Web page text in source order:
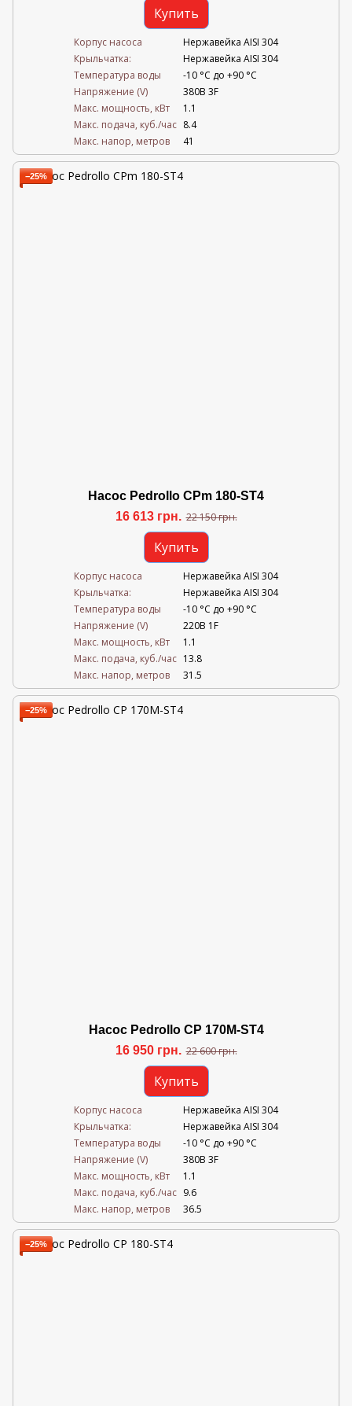
Купить
Корпус насоса
Нержавейка AISI 304
Крыльчатка:
Нержавейка AISI 304
Температура воды
-10 °C до +90 °C
Напряжение (V)
380В 3F
Mакс. мощность, кВт
1.1
Mакс. подача, куб./час 8.4
Maкс. напор, метров
41
−25%
Насос Pedrollo CPm 180-ST4
16 613 грн. 22 150 грн.
Купить
Корпус насоса
Нержавейка AISI 304
Крыльчатка:
Нержавейка AISI 304
Температура воды
-10 °C до +90 °C
Напряжение (V)
220В 1F
Mакс. мощность, кВт
1.1
Mакс. подача, куб./час 13.8
Maкс. напор, метров
31.5
−25%
Насос Pedrollo CP 170M-ST4
16 950 грн. 22 600 грн.
Купить
Корпус насоса
Нержавейка AISI 304
Крыльчатка:
Нержавейка AISI 304
Температура воды
-10 °C до +90 °C
Напряжение (V)
380В 3F
Mакс. мощность, кВт
1.1
Mакс. подача, куб./час 9.6
Maкс. напор, метров
36.5
−25%